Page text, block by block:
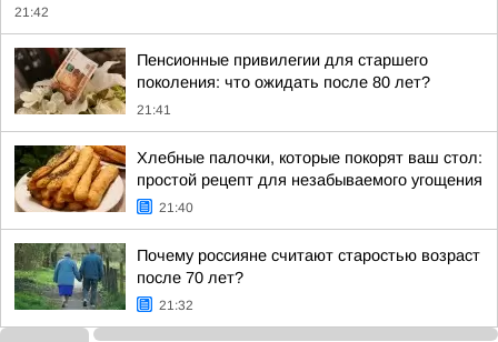
21:42
Пенсионные привилегии для старшего
поколения: что ожидать после 80 лет?
21:41
Хлебные палочки, которые покорят ваш стол:
простой рецепт для незабываемого угощения
21:40
Почему россияне считают старостью возраст
после 70 лет?
21:32